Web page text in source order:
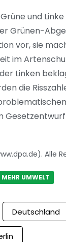
und
Grünen-
vor, sie
im
Linken
die
Alle
MEHR UMWELT
Deutschland